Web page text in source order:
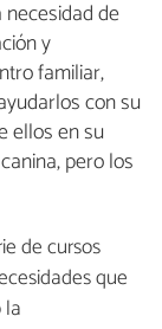
de
y
familiar,
con su
ellos en su
pero los
de cursos
que